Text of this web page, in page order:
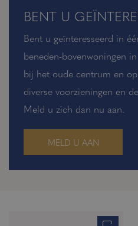
BENT U
Bent u geïnteresseerd in
beneden-bovenwoningen in
bij het oude centrum en
diverse voorzieningen en
Meld u zich dan nu aan.
MELD U AAN